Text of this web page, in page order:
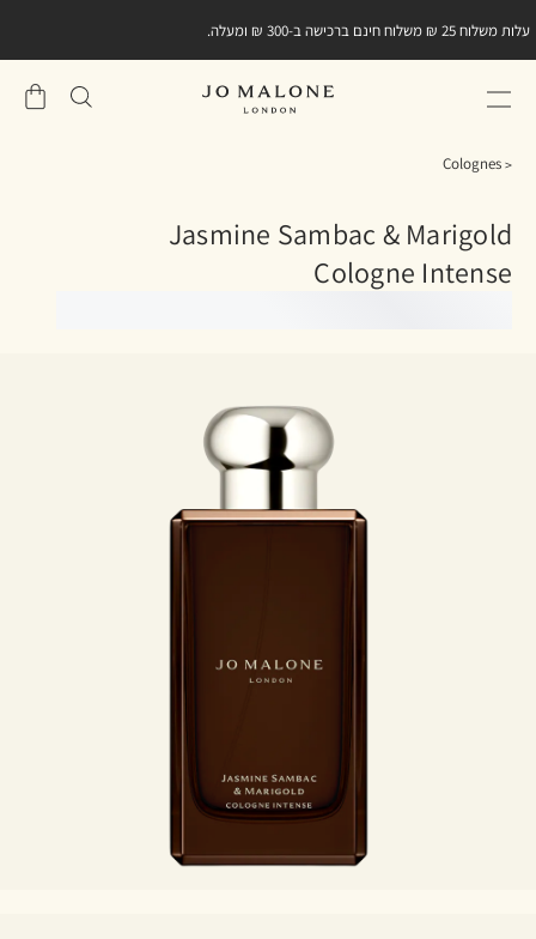
עלות משלוח 25 ₪ משלוח חינם ברכישה ב-300 ₪ ומעלה.
שֶׁלִי
Colognes
Jasmine Sambac & Marigold
Cologne Intense